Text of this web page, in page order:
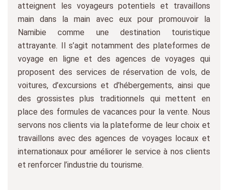
atteignent les voyageurs potentiels et travaillons
main dans la main avec eux pour promouvoir la
Namibie comme une destination touristique
attrayante. Il s’agit notamment des plateformes de
voyage en ligne et des agences de voyages qui
proposent des services de réservation de vols, de
voitures, d’excursions et d’hébergements, ainsi que
des grossistes plus traditionnels qui mettent en
place des formules de vacances pour la vente. Nous
servons nos clients via la plateforme de leur choix et
travaillons avec des agences de voyages locaux et
internationaux pour améliorer le service à nos clients
et renforcer l’industrie du tourisme.